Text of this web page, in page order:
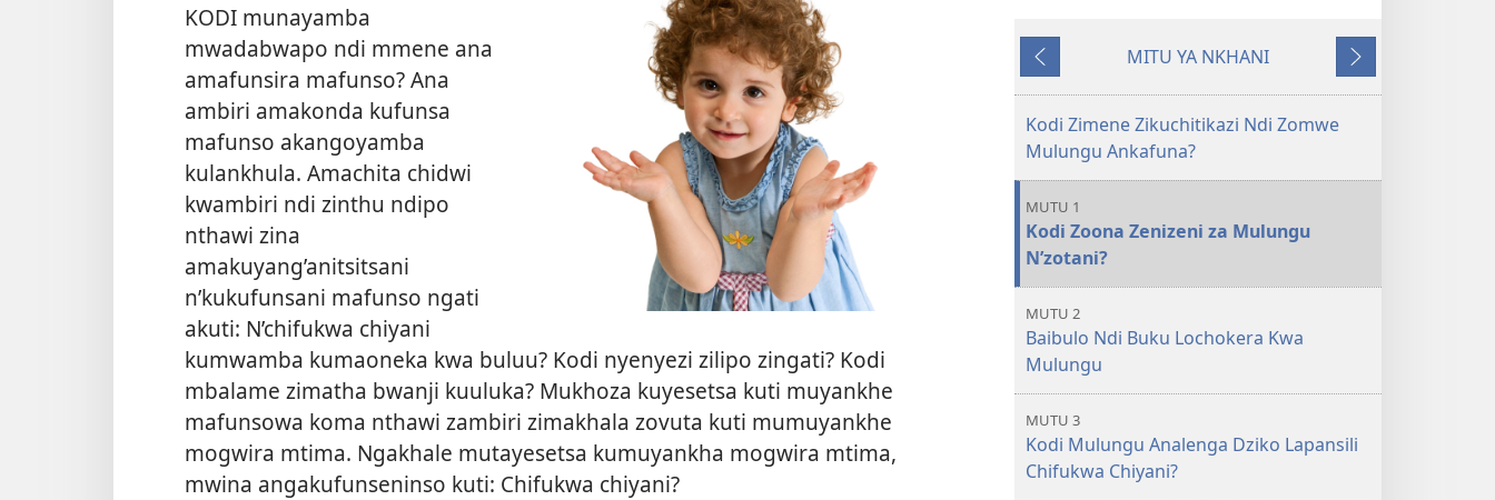
KODI munayamba
mwadabwapo ndi mmene ana
amafunsira mafunso? Ana
ambiri amakonda kufunsa
mafunso akangoyamba
kulankhula. Amachita chidwi
kwambiri ndi zinthu ndipo
nthawi zina
amakuyang’anitsitsani
n’kukufunsani mafunso ngati
akuti: N’chifukwa chiyani
kumwamba kumaoneka kwa buluu? Kodi nyenyezi zilipo zingati? Kodi
mbalame zimatha bwanji kuuluka? Mukhoza kuyesetsa kuti muyankhe
mafunsowa koma nthawi zambiri zimakhala zovuta kuti mumuyankhe
mogwira mtima. Ngakhale mutayesetsa kumuyankha mogwira mtima,
mwina angakufunseninso kuti: Chifukwa chiyani?
Zinthu
Kodi
Baibulo
Kwenikweni?
Yam'mbuyo
MITU YA NKHANI
Yotsatira
Kodi Zimene Zikuchitikazi Ndi Zomwe
Mulungu Ankafuna?
MUTU 1
Kodi Zoona Zenizeni za Mulungu
N’zotani?
MUTU 2
Baibulo Ndi Buku Lochokera Kwa
Mulungu
MUTU 3
Kodi Mulungu Analenga Dziko Lapansili
Chifukwa Chiyani?